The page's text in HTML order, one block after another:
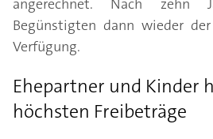
angerechnet. Nach zehn
Begünstigten dann wieder
Verfügung.
Ehepartner und Kinder
höchsten Freibeträge